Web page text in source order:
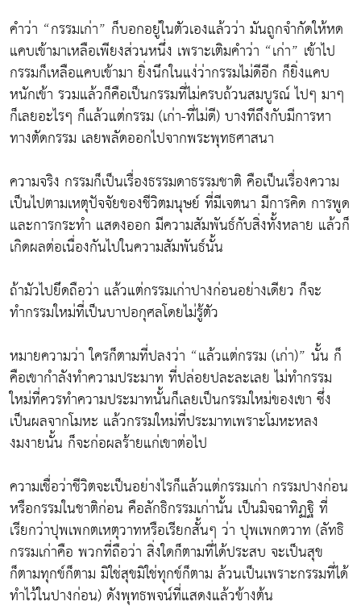
คำว่า “กรรมเก่า” ก็บอกอยู่ในตัวเองแล้วว่า มันถูกจำกัดให้หด
แคบเข้ามาเหลือเพียงส่วนหนึ่ง เพราะเติมคำว่า “เก่า” เข้าไป
กรรมก็เหลือแคบเข้ามา ยิ่งนึกในแง่ว่ากรรมไม่ดีอีก ก็ยิ่งแคบ
หนักเข้า รวมแล้วก็คือเป็นกรรมที่ไม่ครบถ้วนสมบูรณ์ ไปๆ มาๆ
ก็เลยอะไรๆ ก็แล้วแต่กรรม (เก่า-ที่ไม่ดี) บางทีถึงกับมีการหา
ทางตัดกรรม เลยพลัดออกไปจากพระพุทธศาสนา
ความจริง กรรมก็เป็นเรื่องธรรมดาธรรมชาติ คือเป็นเรื่องความ
เป็นไปตามเหตุปัจจัยของชีวิตมนุษย์ ที่มีเจตนา มีการคิด การพูด
และการกระทำ แสดงออก มีความสัมพันธ์กับสิ่งทั้งหลาย แล้วก็
เกิดผลต่อเนื่องกันไปในความสัมพันธ์นั้น
ถ้ามัวไปยึดถือว่า แล้วแต่กรรมเก่าปางก่อนอย่างเดียว ก็จะ
ทำกรรมใหม่ที่เป็นบาปอกุศลโดยไม่รู้ตัว
หมายความว่า ใครก็ตามที่ปลงว่า “แล้วแต่กรรม (เก่า)” นั้น ก็
คือเขากำลังทำความประมาท ที่ปล่อยปละละเลย ไม่ทำกรรม
ใหม่ที่ควรทำความประมาทนั้นก็เลยเป็นกรรมใหม่ของเขา ซึ่ง
เป็นผลจากโมหะ แล้วกรรมใหม่ที่ประมาทเพราะโมหะหลง
งมงายนั้น ก็จะก่อผลร้ายแก่เขาต่อไป
ความเชื่อว่าชีวิตจะเป็นอย่างไรก็แล้วแต่กรรมเก่า กรรมปางก่อน
หรือกรรมในชาติก่อน คือลักธิกรรมเก่านั้น เป็นมิจฉาทิฏฐิ ที่
เรียกว่าปุพเพกตเหตุวาทหรือเรียกสั้นๆ ว่า ปุพเพกตวาท (ลัทธิ
กรรมเก่าคือ พวกที่ถือว่า สิ่งใดก็ตามที่ได้ประสบ จะเป็นสุข
ก็ตามทุกข์ก็ตาม มิใช่สุขมิใช่ทุกข์ก็ตาม ล้วนเป็นเพราะกรรมที่ได้
ทำไว้ในปางก่อน) ดังพุทธพจน์ที่แสดงแล้วข้างต้น